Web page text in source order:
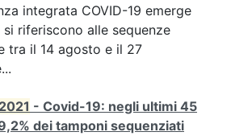
integrata COVID-19 emerge
si riferiscono alle sequenze
tra il 14 agosto e il 27
2021 - Covid-19: negli ultimi 45
dei tamponi sequenziati